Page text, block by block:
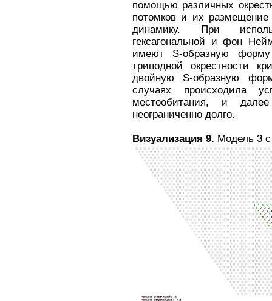
помощью различных
потомков и их размещение
динамику. При
гексагональной и фон
имеют S-образную
триподной окрестности
двойную S-образную
случаях происходила
местообитания, и
неограниченно долго.
Визуализация 9. Модель 3